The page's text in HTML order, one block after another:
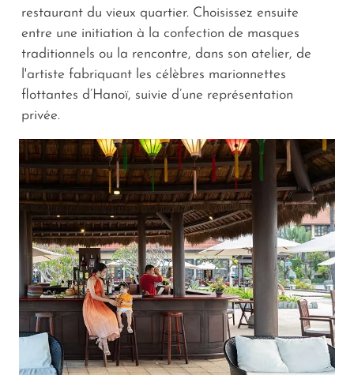
restaurant du vieux quartier. Choisissez ensuite
entre une initiation à la confection de masques
traditionnels ou la rencontre, dans son atelier, de
l'artiste fabriquant les célèbres marionnettes
flottantes d’Hanoï, suivie d’une représentation
privée.